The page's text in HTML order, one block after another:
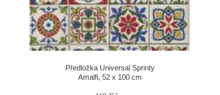
Předložka Universal Sprinty
Amalfi, 52 x 100 cm